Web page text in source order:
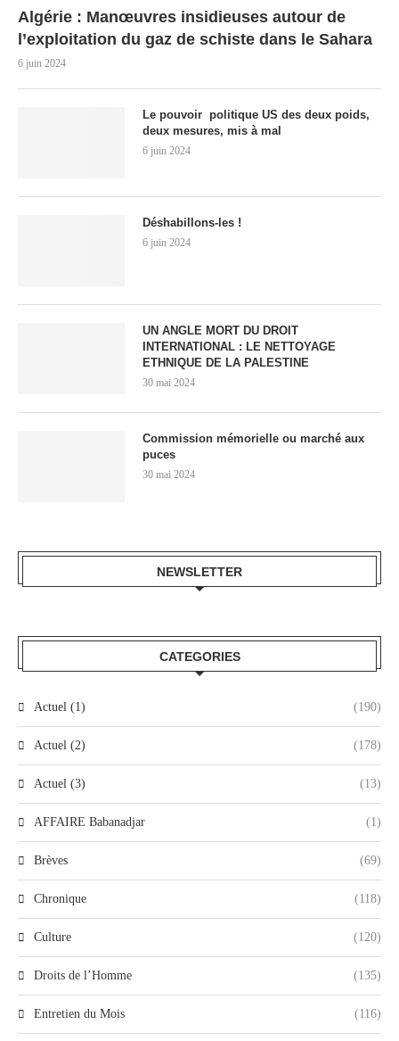
Algérie : Manœuvres insidieuses autour de
l’exploitation du gaz de schiste dans le Sahara
6 juin 2024
Le pouvoir politique US des deux poids,
deux mesures, mis à mal
6 juin 2024
Déshabillons-les !
6 juin 2024
UN ANGLE MORT DU DROIT
INTERNATIONAL : LE NETTOYAGE
ETHNIQUE DE LA PALESTINE
30 mai 2024
Commission mémorielle ou marché aux
puces
30 mai 2024
NEWSLETTER
CATEGORIES
Actuel (1) (190)
Actuel (2) (178)
Actuel (3) (13)
AFFAIRE Babanadjar (1)
Brèves (69)
Chronique (118)
Culture (120)
Droits de l’Homme (135)
Entretien du Mois (116)